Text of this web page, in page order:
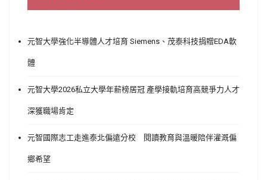
元智大學強化半導體人才培育 Siemens、茂泰科技捐贈EDA軟
體
元智大學2026私立大學年薪榜居冠 產學接軌培育高競爭力人才
深獲職場肯定
元智國際志工走進泰北偏遠分校 閱讀教育與溫暖陪伴灌溉偏
鄉希望